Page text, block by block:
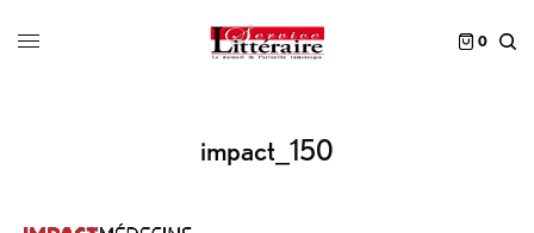
0
impact_150